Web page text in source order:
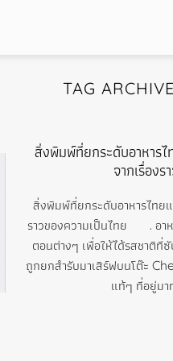
TAG
สิ่งพิมพ์ที่ยกระดับอาหาร
จากเรื่องร
สิ่งพิมพ์ที่ยกระดับอาหารไทย
ราวของความเป็นไทย . อาห
ตอนต่างๆ เพื่อให้ได้รสชาติที่
ถูกยกสำรับมาเสิร์ฟบนโต๊ะ
แท้ๆ ที่อยู่มา